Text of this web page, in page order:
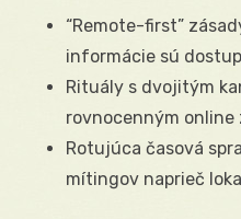
“Remote-first”
informácie sú
Rituály s dvojitým
rovnocenným online
Rotujúca časová
mítingov naprieč